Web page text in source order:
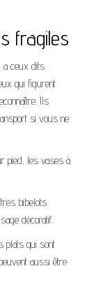
fragiles
a ceux dits
qui figurent
Ils
si vous ne
pied, les vases à
bibelots
décoratif.
plats qui sont
aussi être